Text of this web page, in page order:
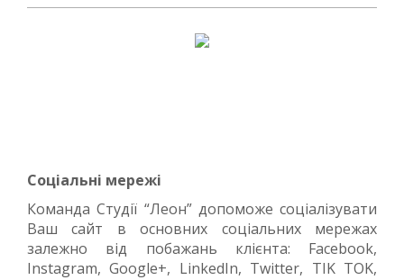
Соціальні мережі
Команда Студії “Леон” допоможе соціалізувати
Ваш сайт в основних соціальних мережах
залежно від побажань клієнта: Facebook,
Instagram, Google+, LinkedIn, Twitter, TIK TOK,